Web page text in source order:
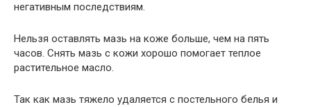
негативным последствиям.
Нельзя оставлять мазь на коже больше, чем на пять
часов. Снять мазь с кожи хорошо помогает теплое
растительное масло.
Так как мазь тяжело удаляется с постельного белья и